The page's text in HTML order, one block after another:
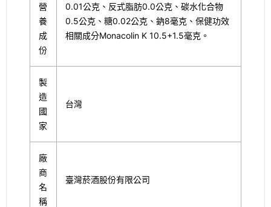
營
養
成
份
0.01公克、反式脂肪0.0公克、碳水化合物
0.5公克、糖0.02公克、鈉8毫克、保健功效
相關成分Monacolin K 10.5+1.5毫克。
製
造
國
家
台灣
廠
商
名
稱
臺灣菸酒股份有限公司